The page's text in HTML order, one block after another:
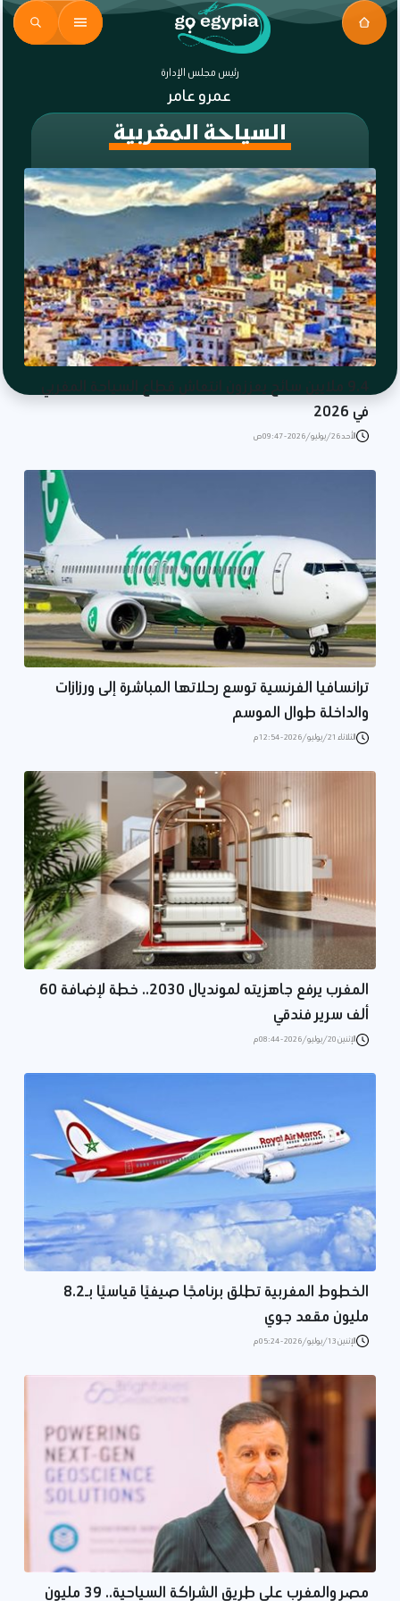
رئيس مجلس الإدارة
عمرو عامر
السياحة المغربية
9.4 ملايين سائح يعززون انتعاش قطاع السياحة المغربي
في 2026
الأحد 26/يوليو/2026 - 09:47 ص
ترانسافيا الفرنسية توسع رحلاتها المباشرة إلى ورزازات
والداخلة طوال الموسم
الثلاثاء 21/يوليو/2026 - 12:54 م
المغرب يرفع جاهزيته لمونديال 2030.. خطة لإضافة 60
ألف سرير فندقي
الإثنين 20/يوليو/2026 - 08:44 م
الخطوط المغربية تطلق برنامجًا صيفيًا قياسيًا بـ8.2
مليون مقعد جوي
الإثنين 13/يوليو/2026 - 05:24 م
مصر والمغرب على طريق الشراكة السياحية.. 39 مليون